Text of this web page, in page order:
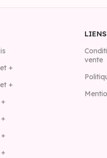
+
+
vente